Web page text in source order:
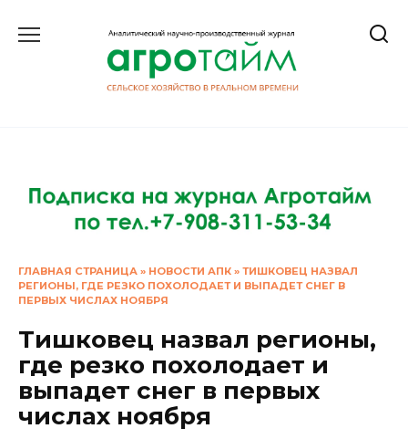
ГЛАВНАЯ СТРАНИЦА » НОВОСТИ АПК » ТИШКОВЕЦ НАЗВАЛ
РЕГИОНЫ, ГДЕ РЕЗКО ПОХОЛОДАЕТ И ВЫПАДЕТ СНЕГ В
ПЕРВЫХ ЧИСЛАХ НОЯБРЯ
Тишковец назвал регионы,
где резко похолодает и
выпадет снег в первых
числах ноября